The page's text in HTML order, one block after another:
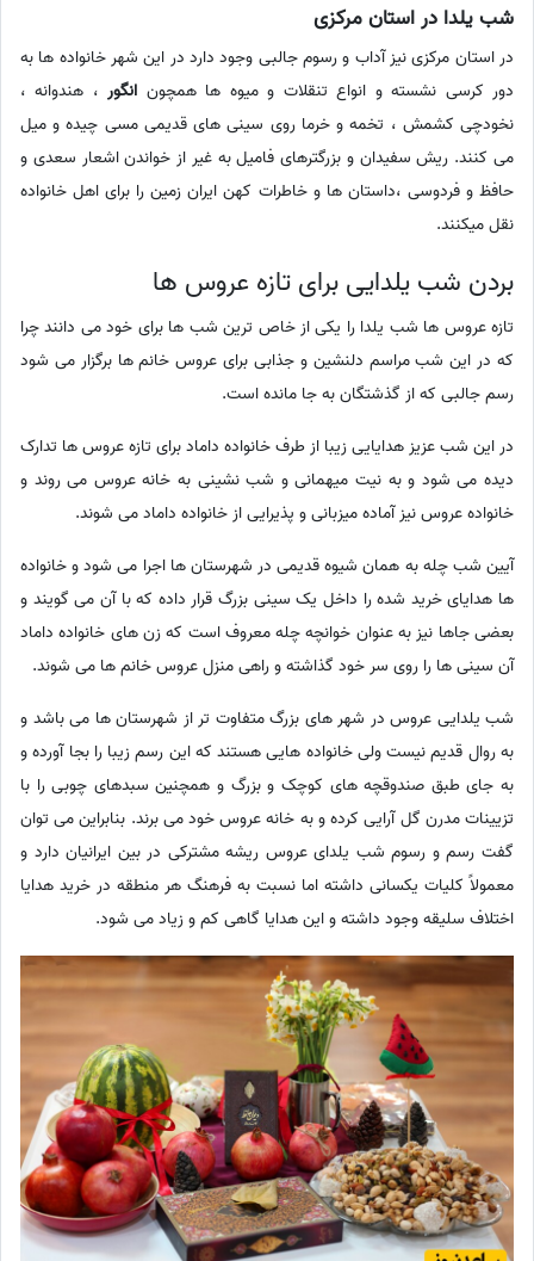
شب یلدا در استان مرکزی
در استان مرکزی نیز آداب و رسوم جالبی وجود دارد در این شهر خانواده ها به
دور کرسی نشسته و انواع تنقلات و میوه ها همچون انگور، هندوانه ،
نخودچی کشمش ، تخمه و خرما روی سینی های قدیمی مسی چیده و میل
می کنند. ریش سفیدان و بزرگترهای فامیل به غیر از خواندن اشعار سعدی و
حافظ و فردوسی ،داستان ها و خاطرات کهن ایران زمین را برای اهل خانواده
نقل میکنند.
بردن شب یلدایی برای تازه عروس ها
تازه عروس ها شب یلدا را یکی از خاص ترین شب ها برای خود می دانند چرا
که در این شب مراسم دلنشین و جذابی برای عروس خانم ها برگزار می شود
رسم جالبی که از گذشتگان به جا مانده است.
در این شب عزیز هدایایی زیبا از طرف خانواده داماد برای تازه عروس ها تدارک
دیده می شود و به نیت میهمانی و شب نشینی به خانه عروس می روند و
خانواده عروس نیز آماده میزبانی و پذیرایی از خانواده داماد می شوند.
آیین شب چله به همان شیوه قدیمی در شهرستان ها اجرا می شود و خانواده
ها هدایای خرید شده را داخل یک سینی بزرگ قرار داده که با آن می گویند و
بعضی جاها نیز به عنوان خوانچه چله معروف است که زن های خانواده داماد
آن سینی ها را روی سر خود گذاشته و راهی منزل عروس خانم ها می شوند.
شب یلدایی عروس در شهر های بزرگ متفاوت تر از شهرستان ها می باشد و
به روال قدیم نیست ولی خانواده هایی هستند که این رسم زیبا را بجا آورده و
به جای طبق صندوقچه های کوچک و بزرگ و همچنین سبدهای چوبی را با
تزیینات مدرن گل آرایی کرده و به خانه عروس خود می برند. بنابراین می توان
گفت رسم و رسوم شب یلدای عروس ریشه مشترکی در بین ایرانیان دارد و
معمولاً کلیات یکسانی داشته اما نسبت به فرهنگ هر منطقه در خرید هدایا
اختلاف سلیقه وجود داشته و این هدایا گاهی کم و زیاد می شود.